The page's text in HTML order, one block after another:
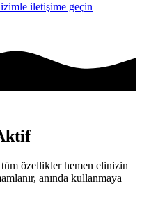
iletişime geçin
özellikler hemen elinizin
anında kullanmaya